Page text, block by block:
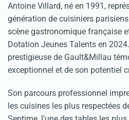
Antoine Villard, né en 1991,
génération de cuisiniers
scène gastronomique française
Dotation Jeunes Talents en
prestigieuse de Gault&Millau
exceptionnel et de son potentiel
Son parcours professionnel
les cuisines les plus respectées